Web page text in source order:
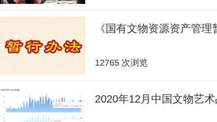
《国有文物资源资产管
12765 次浏览
2020年12月中国文物艺